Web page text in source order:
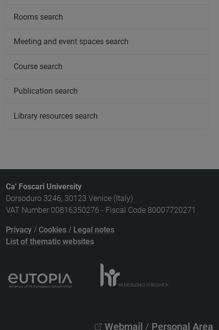
Rooms search
Meeting and event spaces search
Course search
Publication search
Library resources search
Ca' Foscari University
Dorsoduro 3246, 30123 Venice (Italy)
VAT Number 00816350276 - Fiscal Code 80007720271
Privacy / Cookies / Legal notes
List of thematic websites
Webmail / Personal Area